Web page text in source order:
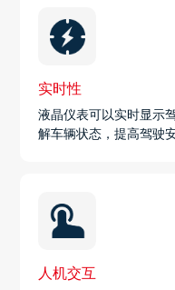
实时性
液晶仪表可以实时显示
解车辆状态，提高驾驶
人机交互